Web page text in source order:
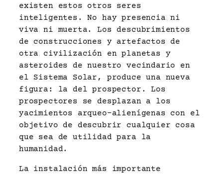
existen estos otros seres
inteligentes. No hay presencia ni
viva ni muerta. Los descubrimientos
de construcciones y artefactos de
otra civilización en planetas y
asteroides de nuestro vecindario en
el Sistema Solar, produce una nueva
figura: la del prospector. Los
prospectores se desplazan a los
yacimientos arqueo-alienígenas con el
objetivo de descubrir cualquier cosa
que sea de utilidad para la
humanidad.
La instalación más importante